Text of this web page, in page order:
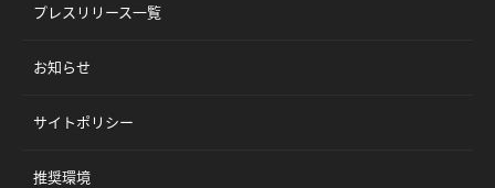
プレスリリース一覧
お知らせ
サイトポリシー
推奨環境